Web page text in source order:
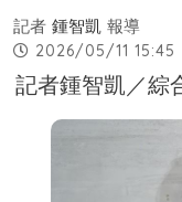
記者 鍾智凱 報導
2026/05/11 15:45
記者鍾智凱／綜